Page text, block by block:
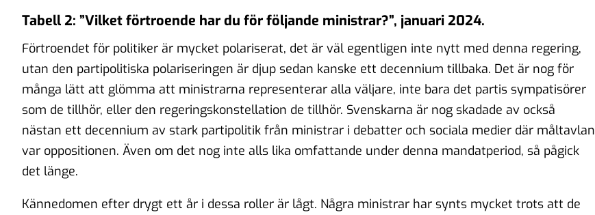
Tabell 2: ”Vilket förtroende har du för följande ministrar?”, januari 2024.
Förtroendet för politiker är mycket polariserat, det är väl egentligen inte nytt med denna regering,
utan den partipolitiska polariseringen är djup sedan kanske ett decennium tillbaka. Det är nog för
många lätt att glömma att ministrarna representerar alla väljare, inte bara det partis sympatisörer
som de tillhör, eller den regeringskonstellation de tillhör. Svenskarna är nog skadade av också
nästan ett decennium av stark partipolitik från ministrar i debatter och sociala medier där måltavlan
var oppositionen. Även om det nog inte alls lika omfattande under denna mandatperiod, så pågick
det länge.
Kännedomen efter drygt ett år i dessa roller är lågt. Några ministrar har synts mycket trots att de